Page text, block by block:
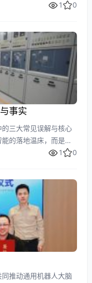
能自适应抓取易碎、
。
1 0
事实
三大常见误解与核心
的落地温床，而是面
’矛盾。通过分析耦合阶
1 0
推动通用机器人大脑